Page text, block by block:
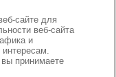
Trademarks
Slavery Statement
сайте для
веб-сайта
и
принимаете